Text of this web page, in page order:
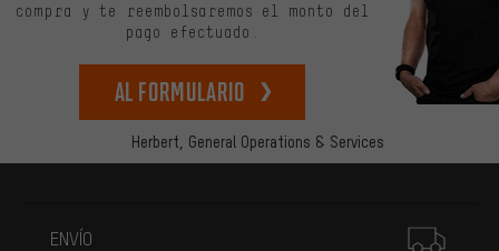
Herbert, General Operations & Services
compra y te reembolsaremos el monto del
pago efectuado.
Al formulario
ENVÍO